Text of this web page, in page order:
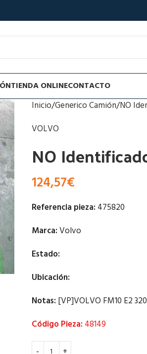
TIENDA ONLINECONTACTO
Inicio Generico Camión NO
VOLVO
NO
124,57€
Referencia pieza: 475820
Marca:Volvo
Estado:
Ubicación:
Notas: [VP]VOLVO FM10 E2
Código Pieza: 48149